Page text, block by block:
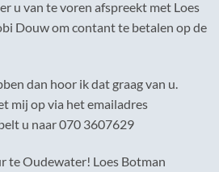
u van te voren afspreekt met Loes
Douw om contant te betalen op de
dan hoor ik dat graag van u.
mij op via het emailadres
u naar 070 3607629
te Oudewater! Loes Botman